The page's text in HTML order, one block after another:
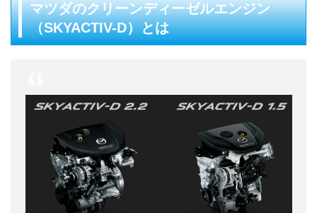
マツダのクリーンディーゼルエンジン
（SKYACTIV-D）とは